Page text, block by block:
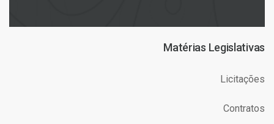
Matérias Legislativas
Licitações
Contratos